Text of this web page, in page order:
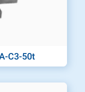
C3-50t